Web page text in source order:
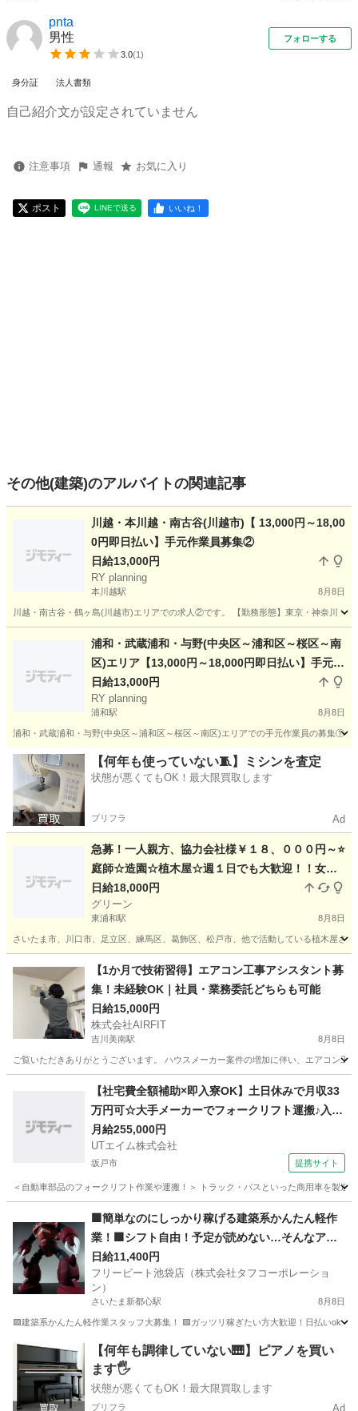
pnta
男性
3.0(1)
フォローする
身分証 法人書類
自己紹介文が設定されていません
注意事項 通報 お気に入り
ポスト LINEで送る いいね！
その他(建築)のアルバイトの関連記事
川越・本川越・南古谷(川越市)【 13,000円～18,00
0円即日払い】手元作業員募集②
日給13,000円
RY planning
本川越駅 8月8日
川越・南古谷・鶴ヶ島(川越市)エリアでの求人②です。 【勤務形態】東京・神奈川・
本川越駅 その他 職長
浦和・武蔵浦和・与野(中央区～浦和区～桜区～南
区)エリア【13,000円～18,000円即日払い】手元作
業員募集①
日給13,000円
RY planning
浦和駅 8月8日
浦和・武蔵浦和・与野(中央区～浦和区～桜区～南区)エリアでの手元作業員の募集①
埼玉 さいたま市 浦和駅 その他 手元
【何年も使っていない🧵】ミシンを査定
状態が悪くてもOK！最大限買取します
プリフラ Ad
急募！一人親方、協力会社様￥１８、０００円～⭐
庭師☆造園☆植木屋☆週１日でも大歓迎！！女性
でも歓迎！！
日給18,000円
グリーン
東浦和駅 8月8日
さいたま市、川口市、足立区、練馬区、葛飾区、松戸市、他で活動している植木屋
さいたま市 東浦和駅 その他
【1か月で技術習得】エアコン工事アシスタント募
集！未経験OK｜社員・業務委託どちらも可能
日給15,000円
株式会社AIRFIT
吉川美南駅 8月8日
ご覧いただきありがとうございます。 ハウスメーカー案件の増加に伴い、エアコン
吉川美南駅 その他 業務委託
【社宅費全額補助×即入寮OK】土日休みで月収33
万円可☆大手メーカーでフォークリフト運搬♪入社
祝い金や期間満了金あり◎20代～50代の男性活躍
中！＜東京都日野市＞
月給255,000円
UTエイム株式会社
坂戸市 提携サイト
＜自動車部品のフォークリフト作業や運搬！＞ トラック・バスといった商用車を製
大工
🟩簡単なのにしっかり稼げる建築系かんたん軽作
業！🟩シフト自由！予定が読めない…そんなアナ
タにぴったり！
日給11,400円
フリービート池袋店（株式会社タフコーポレーショ
ン）
さいたま新都心駅 8月8日
🟩建築系かんたん軽作業スタッフ大募集！ 🟩ガッツリ稼ぎたい方大歓迎！日払いok
埼玉 さいたま市 さいたま新都心駅 建築 歌手
【何年も調律していない🎹】ピアノを買い
ます🖐️
状態が悪くてもOK！最大限買取します
プリフラ Ad